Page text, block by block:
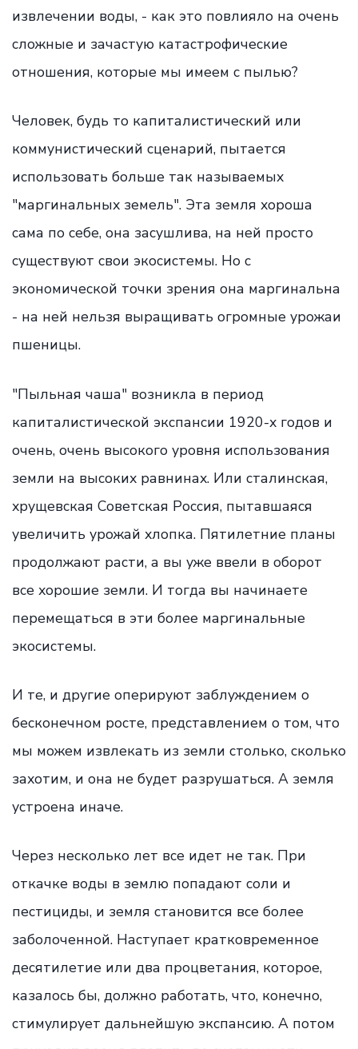
извлечении воды, - как это повлияло на очень
сложные и зачастую катастрофические
отношения, которые мы имеем с пылью?
Человек, будь то капиталистический или
коммунистический сценарий, пытается
использовать больше так называемых
"маргинальных земель". Эта земля хороша
сама по себе, она засушлива, на ней просто
существуют свои экосистемы. Но с
экономической точки зрения она маргинальна
- на ней нельзя выращивать огромные урожаи
пшеницы.
"Пыльная чаша" возникла в период
капиталистической экспансии 1920-х годов и
очень, очень высокого уровня использования
земли на высоких равнинах. Или сталинская,
хрущевская Советская Россия, пытавшаяся
увеличить урожай хлопка. Пятилетние планы
продолжают расти, а вы уже ввели в оборот
все хорошие земли. И тогда вы начинаете
перемещаться в эти более маргинальные
экосистемы.
И те, и другие оперируют заблуждением о
бесконечном росте, представлением о том, что
мы можем извлекать из земли столько, сколько
захотим, и она не будет разрушаться. А земля
устроена иначе.
Через несколько лет все идет не так. При
откачке воды в землю попадают соли и
пестициды, и земля становится все более
заболоченной. Наступает кратковременное
десятилетие или два процветания, которое,
казалось бы, должно работать, что, конечно,
стимулирует дальнейшую экспансию. А потом